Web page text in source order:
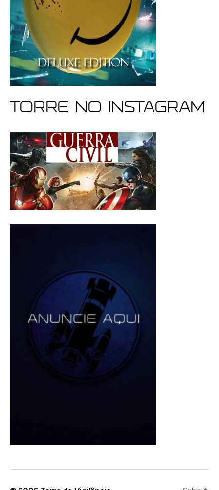
Torre no Instagram